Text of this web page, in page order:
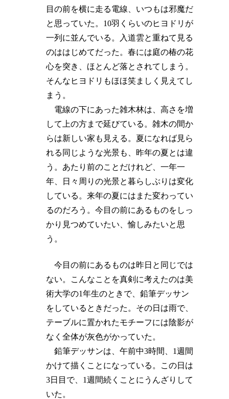
目の前を横に走る電線、いつもは邪魔だ
と思っていた。10羽くらいのヒヨドリが
一列に並んでいる。入道雲と重ねて見る
のははじめてだった。春には庭の椿の花
心を突き、ほとんど落とされてしまう。
そんなヒヨドリもほほ笑ましく見えてし
まう。
電線の下にあった雑木林は、高さを増
して上の方まで延びている。雑木の間か
らは新しい家も見える。夏になれば見ら
れる同じような光景も、昨年の夏とは違
う。あたり前のことだけれど、一年一
年、日々周りの光景と暮らしぶりは変化
している。来年の夏にはまた変わってい
るのだろう。今目の前にあるものをしっ
かり見つめていたい、愉しみたいと思
う。
今目の前にあるものは昨日と同じでは
ない。こんなことを真剣に考えたのは美
術大学の1年生のときで、鉛筆デッサン
をしているときだった。その日は雨で、
テーブルに置かれたモチーフには陰影が
なく全体が灰色がかっていた。
鉛筆デッサンは、午前中3時間、1週間
かけて描くことになっている。この日は
3日目で、1週間続くことにうんざりして
いた。